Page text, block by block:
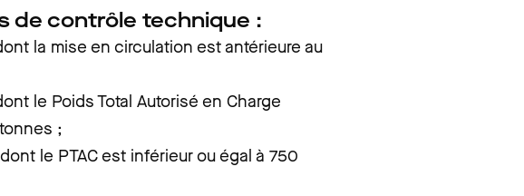
de contrôle technique :
la mise en circulation est antérieure au
le Poids Total Autorisé en Charge
;
le PTAC est inférieur ou égal à 750